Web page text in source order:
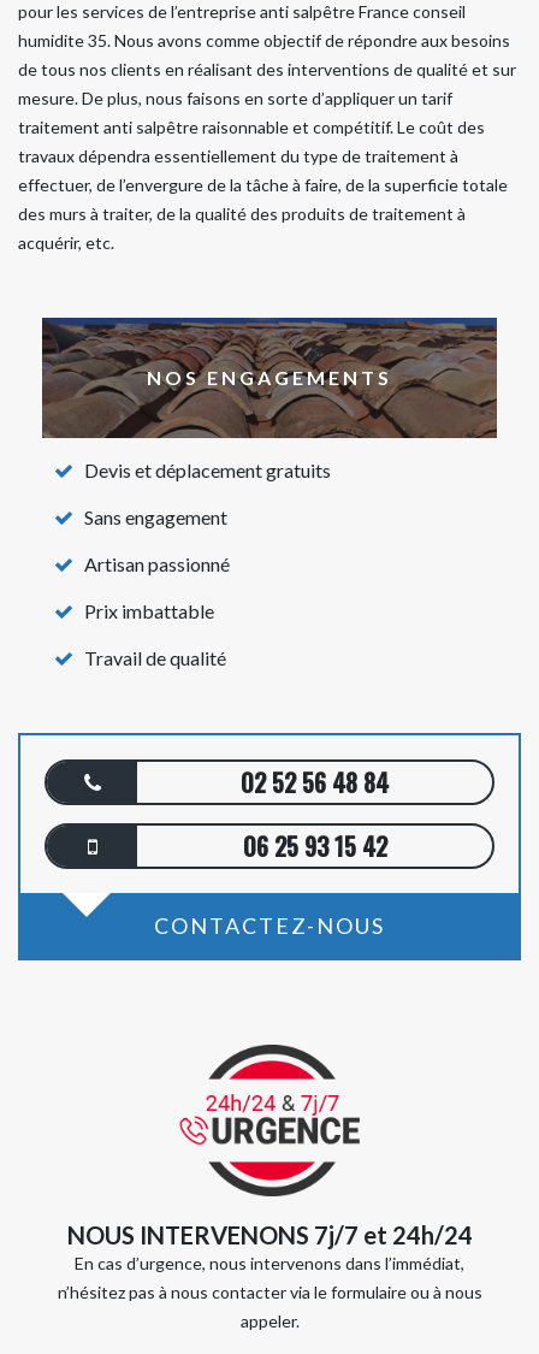
pour les services de l’entreprise anti salpêtre France conseil
humidite 35. Nous avons comme objectif de répondre aux besoins
de tous nos clients en réalisant des interventions de qualité et sur
mesure. De plus, nous faisons en sorte d’appliquer un tarif
traitement anti salpêtre raisonnable et compétitif. Le coût des
travaux dépendra essentiellement du type de traitement à
effectuer, de l’envergure de la tâche à faire, de la superficie totale
des murs à traiter, de la qualité des produits de traitement à
acquérir, etc.
NOS ENGAGEMENTS
Devis et déplacement gratuits
Sans engagement
Artisan passionné
Prix imbattable
Travail de qualité
02 52 56 48 84
06 25 93 15 42
CONTACTEZ-NOUS
NOUS INTERVENONS 7j/7 et 24h/24
En cas d’urgence, nous intervenons dans l’immédiat,
n’hésitez pas à nous contacter via le formulaire ou à nous
appeler.